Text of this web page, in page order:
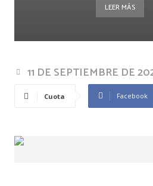
LEER MÁS
11 DE SEPTIEMBRE DE
Cuota Facebook